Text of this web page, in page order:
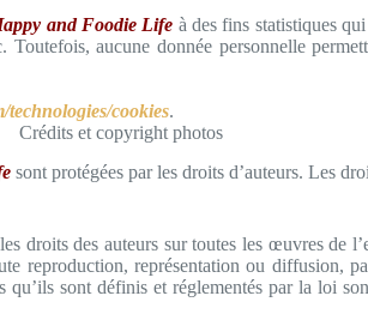
and Foodie Life à des fins statistiques
aucune donnée personnelle
technologies/cookies.
Crédits et copyright photos
sont protégées par les droits d’auteurs. Les
droits des auteurs sur toutes les œuvres de
reproduction, représentation ou diffusion,
sont définis et réglementés par la loi